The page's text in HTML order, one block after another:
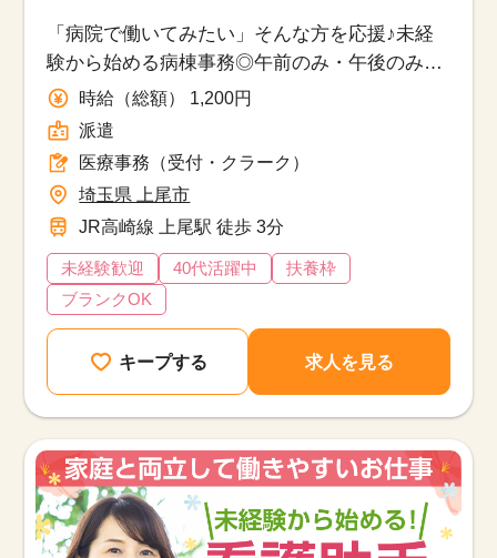
「病院で働いてみたい」そんな方を応援♪未経
験から始める病棟事務◎午前のみ・午後のみ
OK！週3～扶養内可
時給（総額） 1,200円
派遣
医療事務（受付・クラーク）
埼玉県 上尾市
JR高崎線 上尾駅 徒歩 3分
未経験歓迎 40代活躍中
扶養枠
ブランクOK
キープする 求人を見る